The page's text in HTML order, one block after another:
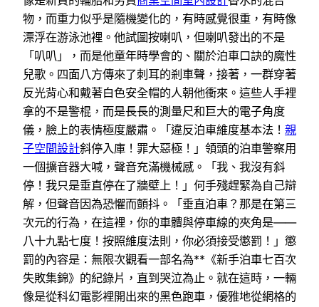
物，而重力似乎是隨機變化的，有時感覺很重，有時像
漂浮在游泳池裡。他試圖按喇叭，但喇叭發出的不是
「叭叭」，而是他童年時學會的、關於泊車口訣的魔性
兒歌。四面八方傳來了刺耳的剎車聲，接著，一群穿著
反光背心和戴著白色安全帽的人朝他衝來。這些人手裡
拿的不是警棍，而是長長的測量尺和巨大的電子角度
儀，臉上的表情極度嚴肅。「違反泊車維度基本法！ 親
子空間設計斜停入庫！罪大惡極！」領頭的泊車警察用
一個擴音器大喊，聲音充滿機械感。「我、我沒有斜
停！我只是垂直停在了牆壁上！」何手殘趕緊為自己辯
解，但聲音因為恐懼而顫抖。「垂直泊車？那是在第三
次元的行為，在這裡，你的車體與停車線的夾角是——
八十九點七度！按照維度法則，你必須接受懲罰！」懲
罰的內容是：無限次觀看一部名為**《新手泊車七百次
失敗集錦》的紀錄片，直到哭泣為止。就在這時，一輛
像是從科幻電影裡開出來的黑色跑車，優雅地從網格的